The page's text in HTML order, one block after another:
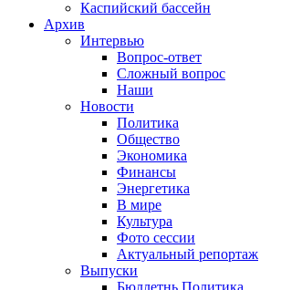
Каспийский бассейн
Архив
Интервью
Вопрос-ответ
Сложный вопрос
Наши
Новости
Политика
Общество
Экономика
Финансы
Энергетика
В мире
Культура
Фото сессии
Актуальный репортаж
Выпуски
Бюллетнь Политика